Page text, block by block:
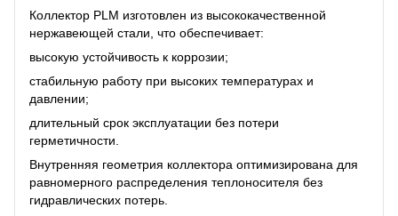
Коллектор PLM изготовлен из высококачественной
нержавеющей стали, что обеспечивает:
высокую устойчивость к коррозии;
стабильную работу при высоких температурах и
давлении;
длительный срок эксплуатации без потери
герметичности.
Внутренняя геометрия коллектора оптимизирована для
равномерного распределения теплоносителя без
гидравлических потерь.